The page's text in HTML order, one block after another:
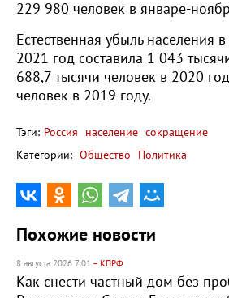
229 980 человек в январе-
Естественная убыль населения
2021 год составила 1 043
688,7 тысячи человек в 2020
человек в 2019 году.
Тэги: Россия население сокращение
Категории: Общество Политика
Похожие новости
8 августа 2026 7:01 – КПРФ
Как снести частный дом без